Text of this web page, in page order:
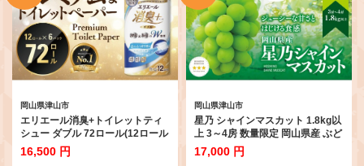
岡山県津山市
エリエール消臭+トイレットティ
シュー ダブル 72ロール(12ロール
×6パック) トイレットペーパー_
ダブル 備蓄品 生活用品 防災 消臭
16,500 円
岡山県津山市
星乃 シャインマスカット 1.8kg以
上 3～4房 数量限定 岡山県産 ぶど
う フルーツ 人気ぶどう_ ぶどう
葡萄 シャインマスカット 果物 く
17,000 円